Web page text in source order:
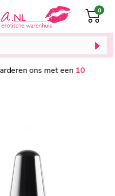
ons met een10
0